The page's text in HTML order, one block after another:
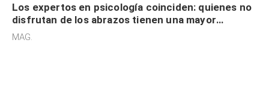
Los expertos en psicología coinciden: quienes no
disfrutan de los abrazos tienen una mayor
sensibilidad a los estímulos físicos y no es por
MAG.